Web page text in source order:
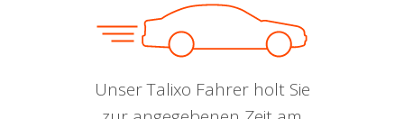
Unser Talixo Fahrer holt Sie